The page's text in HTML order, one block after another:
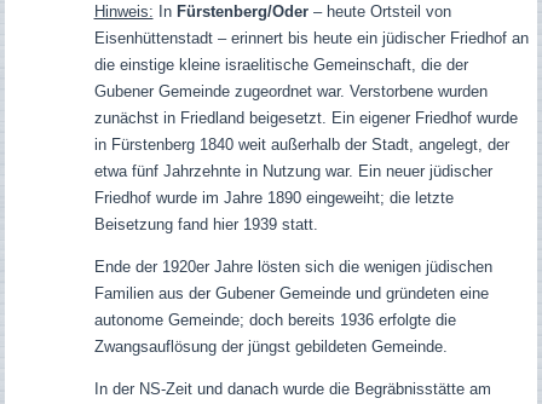
Hinweis: In Fürstenberg/Oder– heute Ortsteil von
Eisenhüttenstadt – erinnert bis heute ein jüdischer Friedhof an
die einstige kleine israelitische Gemeinschaft, die der
Gubener Gemeinde zugeordnet war. Verstorbene wurden
zunächst in Friedland beigesetzt. Ein eigener Friedhof wurde
in Fürstenberg 1840 weit außerhalb der Stadt, angelegt, der
etwa fünf Jahrzehnte in Nutzung war. Ein neuer jüdischer
Friedhof wurde im Jahre 1890 eingeweiht; die letzte
Beisetzung fand hier 1939 statt.
Ende der 1920er Jahre lösten sich die wenigen jüdischen
Familien aus der Gubener Gemeinde und gründeten eine
autonome Gemeinde; doch bereits 1936 erfolgte die
Zwangsauflösung der jüngst gebildeten Gemeinde.
In der NS-Zeit und danach wurde die Begräbnisstätte am